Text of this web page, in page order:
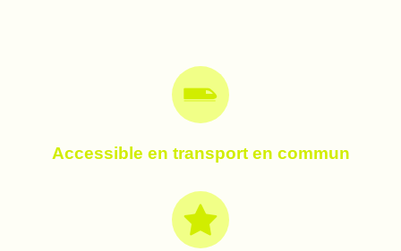
Accessible en transport en commun